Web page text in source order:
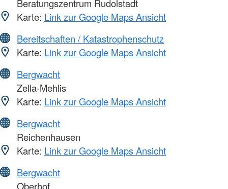
Beratungszentrum Rudolstadt
Karte: Link zur Google Maps Ansicht
Bereitschaften / Katastrophenschutz
Karte: Link zur Google Maps Ansicht
Bergwacht
Zella-Mehlis
Karte: Link zur Google Maps Ansicht
Bergwacht
Reichenhausen
Karte: Link zur Google Maps Ansicht
Bergwacht
Oberhof